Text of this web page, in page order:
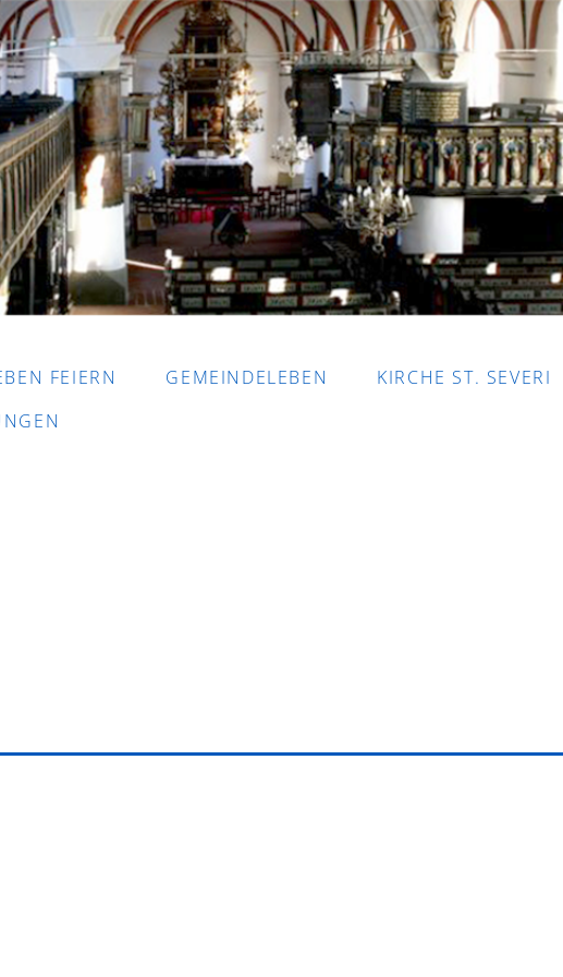
FEIERN GEMEINDELEBEN
KIRCHE ST. SEVERI